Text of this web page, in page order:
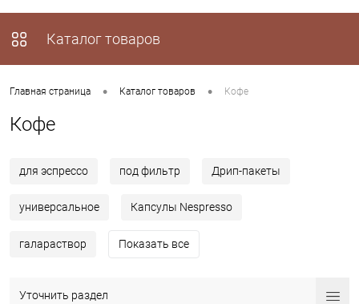
Каталог товаров
Главная страница • Каталог товаров • Кофе
Кофе
для эспрессо под фильтр Дрип-пакеты
универсальное Капсулы Nespresso
галараствор Показать все
Уточнить раздел